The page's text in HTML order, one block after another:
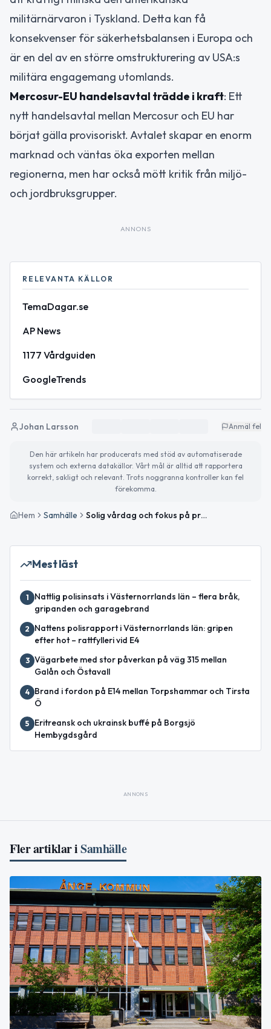
militärnärvaron i Tyskland. Detta kan få
konsekvenser för säkerhetsbalansen i Europa och
är en del av en större omstrukturering av USA:s
militära engagemang utomlands.
Mercosur-EU handelsavtal trädde i kraft: Ett
nytt handelsavtal mellan Mercosur och EU har
börjat gälla provisoriskt. Avtalet skapar en enorm
marknad och väntas öka exporten mellan
regionerna, men har också mött kritik från miljö-
och jordbruksgrupper.
ANNONS
RELEVANTA KÄLLOR
TemaDagar.se
AP News
1177 Vårdguiden
GoogleTrends
Johan Larsson Anmäl fel
Den här artikeln har producerats med stöd av automatiserade
system och externa datakällor. Vårt mål är alltid att rapportera
korrekt, sakligt och relevant. Trots noggranna kontroller kan fel
förekomma.
Hem Samhälle Solig vårdag och fokus på pressfrihet
Mest läst
1
Nattlig polisinsats i Västernorrlands län – flera bråk,
gripanden och garagebrand
2
Nattens polisrapport i Västernorrlands län: gripen
efter hot – rattfylleri vid E4
3 Vägarbete med stor påverkan på väg 315 mellan
Galån och Östavall
4
Brand i fordon på E14 mellan Torpshammar och Tirsta
Ö
5
Eritreansk och ukrainsk buffé på Borgsjö
Hembygdsgård
ANNONS
Fler artiklar iSamhälle